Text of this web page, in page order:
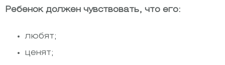
Ребенок должен чувствовать, что его:
любят;
ценят;